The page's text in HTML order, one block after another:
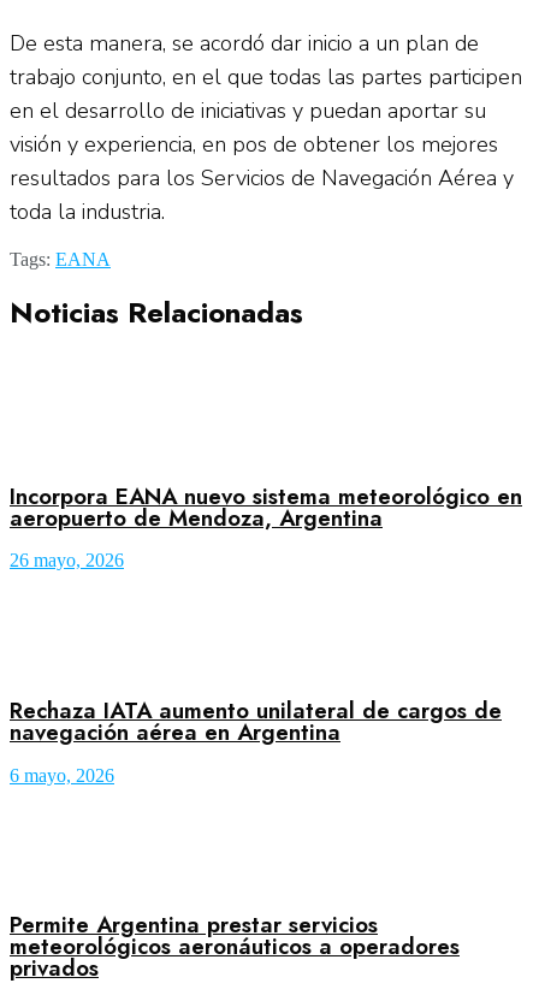
De esta manera, se acordó dar inicio a un plan de
trabajo conjunto, en el que todas las partes participen
en el desarrollo de iniciativas y puedan aportar su
visión y experiencia, en pos de obtener los mejores
resultados para los Servicios de Navegación Aérea y
toda la industria.
Tags: EANA
Noticias Relacionadas
Incorpora EANA nuevo sistema meteorológico en
aeropuerto de Mendoza, Argentina
26 mayo, 2026
Rechaza IATA aumento unilateral de cargos de
navegación aérea en Argentina
6 mayo, 2026
Permite Argentina prestar servicios
meteorológicos aeronáuticos a operadores
privados